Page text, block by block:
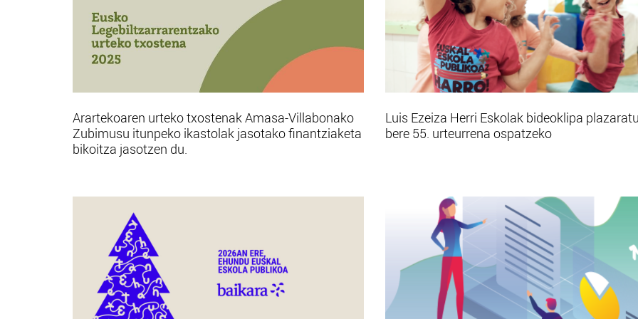
Arartekoaren urteko txostenak Amasa-Villabonako
Zubimusu itunpeko ikastolak jasotako finantziaketa
bikoitza jasotzen du.
Luis Ezeiza Herri Eskolak bideoklipa
bere 55. urteurrena ospatzeko